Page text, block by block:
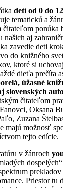
detí od 0 do
tematickú a
ponúka
našich aj
zavedie deti
do knižného
ktoré si
dieťa prečíta
úžasné
slovenských
čitateľom
Oksana
Zuzana
majú možnosť
tejto edície.
v žánroch
prekladov
Priestor tu